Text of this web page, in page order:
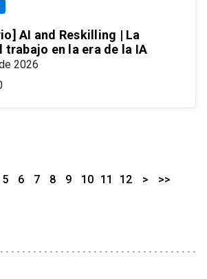
AI and Reskilling | La
trabajo en la era de la IA
2026
5 6 7 8 9 10 11 12 > >>